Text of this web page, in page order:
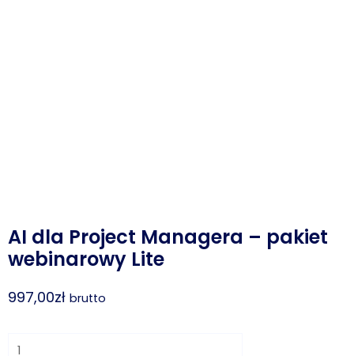
AI dla Project Managera – pakiet
webinarowy Lite
997,00zł brutto
ilość